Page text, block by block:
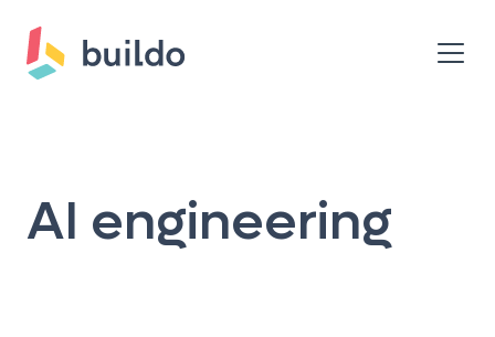
AI engineering